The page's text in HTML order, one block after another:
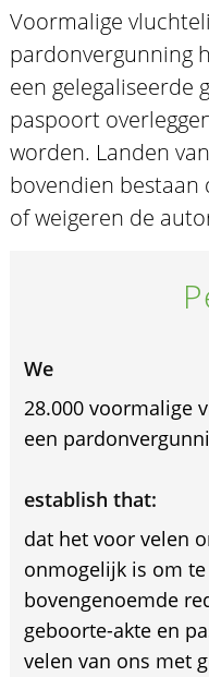
Voormalige
pardonvergunning
een gelegaliseerde
paspoort
worden. Landen
bovendien
of weigeren de
We
28.000 voormalige
een
establish that:
dat het voor velen
onmogelijk is om
bovengenoemde
geboorte-akte en
velen van ons met